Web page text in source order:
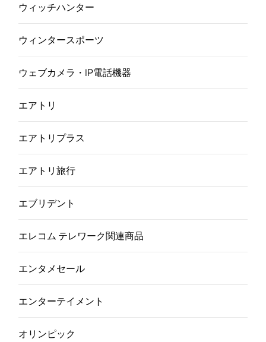
ウィッチハンター
ウィンタースポーツ
ウェブカメラ・IP電話機器
エアトリ
エアトリプラス
エアトリ旅行
エブリデント
エレコム テレワーク関連商品
エンタメセール
エンターテイメント
オリンピック